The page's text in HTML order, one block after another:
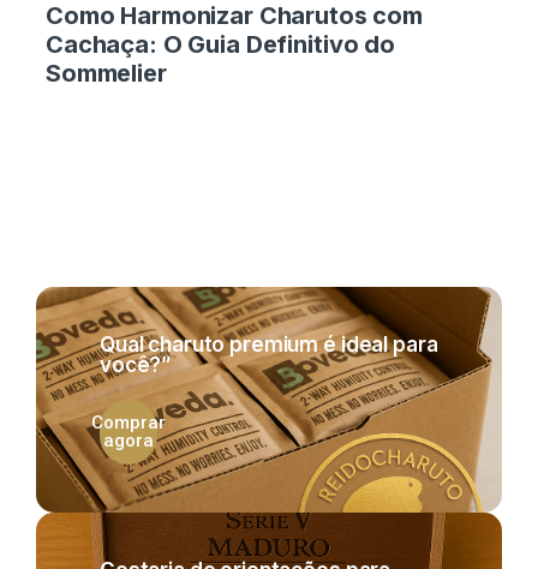
Como Harmonizar Charutos com
Cachaça: O Guia Definitivo do
Sommelier
Qual charuto premium é ideal para
você?”
Comprar
agora